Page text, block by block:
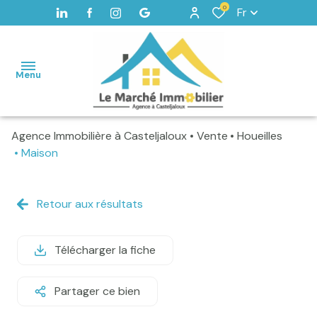
0 Fr
Menu
Accueil
Terrains
Home
Agence Immobilière à Casteljaloux Vente
Houeilles
Maison
Retour aux résultats
Télécharger la fiche
Partager ce bien